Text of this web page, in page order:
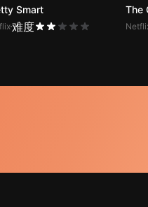
Smart
难度
The